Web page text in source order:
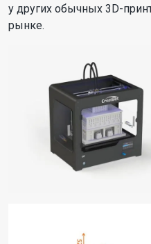
у других обычных 3D-
рынке.